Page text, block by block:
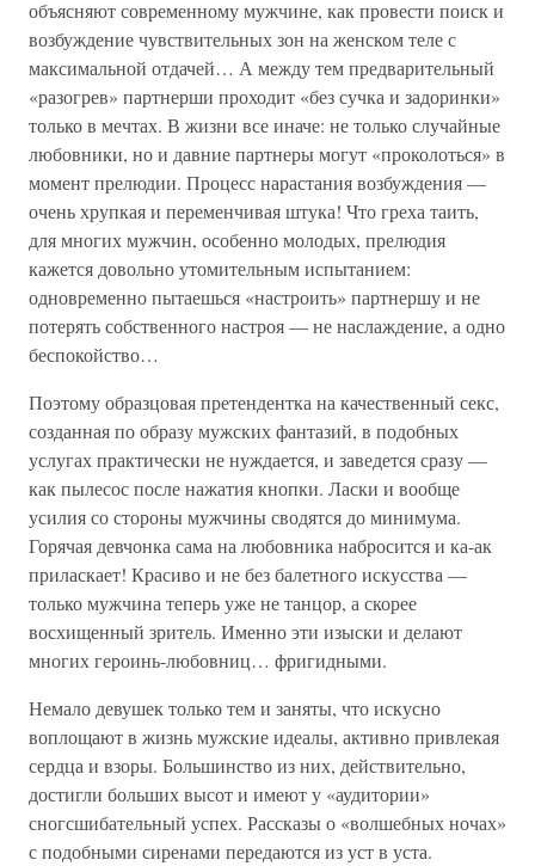
объясняют современному мужчине, как провести поиск и
возбуждение чувствительных зон на женском теле с
максимальной отдачей… А между тем предварительный
«разогрев» партнерши проходит «без сучка и задоринки»
только в мечтах. В жизни все иначе: не только случайные
любовники, но и давние партнеры могут «проколоться» в
момент прелюдии. Процесс нарастания возбуждения —
очень хрупкая и переменчивая штука! Что греха таить,
для многих мужчин, особенно молодых, прелюдия
кажется довольно утомительным испытанием:
одновременно пытаешься «настроить» партнершу и не
потерять собственного настроя — не наслаждение, а одно
беспокойство…
Поэтому образцовая претендентка на качественный секс,
созданная по образу мужских фантазий, в подобных
услугах практически не нуждается, и заведется сразу —
как пылесос после нажатия кнопки. Ласки и вообще
усилия со стороны мужчины сводятся до минимума.
Горячая девчонка сама на любовника набросится и ка-ак
приласкает! Красиво и не без балетного искусства —
только мужчина теперь уже не танцор, а скорее
восхищенный зритель. Именно эти изыски и делают
многих героинь-любовниц… фригидными.
Немало девушек только тем и заняты, что искусно
воплощают в жизнь мужские идеалы, активно привлекая
сердца и взоры. Большинство из них, действительно,
достигли больших высот и имеют у «аудитории»
сногсшибательный успех. Рассказы о «волшебных ночах»
с подобными сиренами передаются из уст в уста.